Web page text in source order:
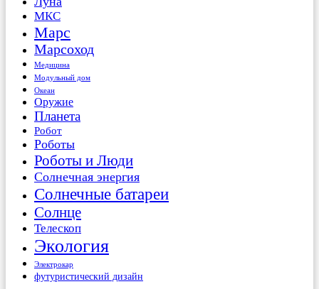
МКС
Марс
Марсоход
Медицина
Модульный дом
Океан
Оружие
Планета
Робот
Роботы
Роботы и Люди
Солнечная энергия
Солнечные батареи
Солнце
Телескоп
Экология
Электрокар
футуристический дизайн